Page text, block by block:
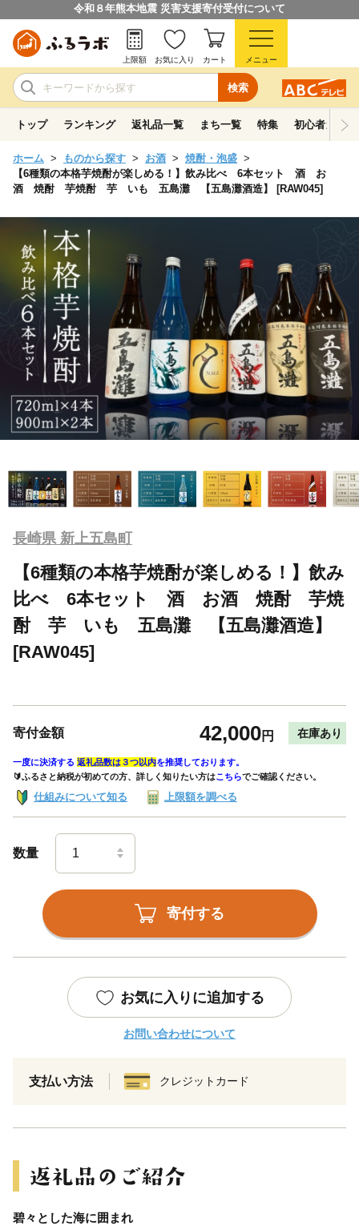
令和８年熊本地震 災害支援寄付受付について
検索
上限額 お気に入り カート メニュー
トップ ランキング 返礼品一覧 まち一覧 特集 初心者ガイド
ホーム ものから探す お酒
焼酎・泡盛
【6種類の本格芋焼酎が楽しめる！】飲み比べ 6本セット 酒 お
酒 焼酎 芋焼酎 芋 いも 五島灘 【五島灘酒造】 [RAW045]
長崎県 新上五島町
【6種類の本格芋焼酎が楽しめる！】飲み
比べ 6本セット 酒 お酒 焼酎 芋焼
酎 芋 いも 五島灘 【五島灘酒造】
[RAW045]
寄付金額 42,000円 在庫あり
一度に決済する 返礼品数は３つ以内を推奨しております。
🔰ふるさと納税が初めての方、詳しく知りたい方はこちらでご確認ください。
仕組みについて知る 上限額を調べる
数量
寄付する
お気に入りに追加する
お問い合わせについて
支払い方法 クレジットカード
碧々とした海に囲まれ